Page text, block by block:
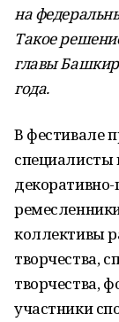
на
Такое
главы
года.
В фестивале
специалисты
коллективы
творчества,
творчества,
участники